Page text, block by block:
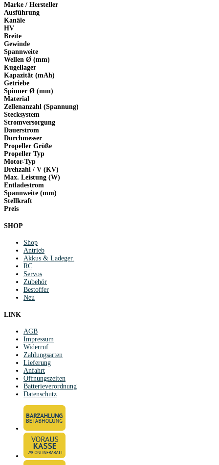
Marke / Hersteller
Ausführung
Kanäle
HV
Breite
Gewinde
Spannweite
Wellen Ø (mm)
Kugellager
Kapazität (mAh)
Getriebe
Spinner Ø (mm)
Material
Zellenanzahl (Spannung)
Stecksystem
Stromversorgung
Dauerstrom
Durchmesser
Propeller Größe
Propeller Typ
Motor-Typ
Drehzahl / V (KV)
Max. Leistung (W)
Entladestrom
Spannweite (mm)
Stellkraft
Preis
SHOP
Shop
Antrieb
Akkus & Ladeger.
RC
Servos
Zubehör
Bestoffer
Neu
LINK
AGB
Impressum
Widerruf
Zahlungsarten
Lieferung
Anfahrt
Öffnungszeiten
Batterieverordnung
Datenschutz